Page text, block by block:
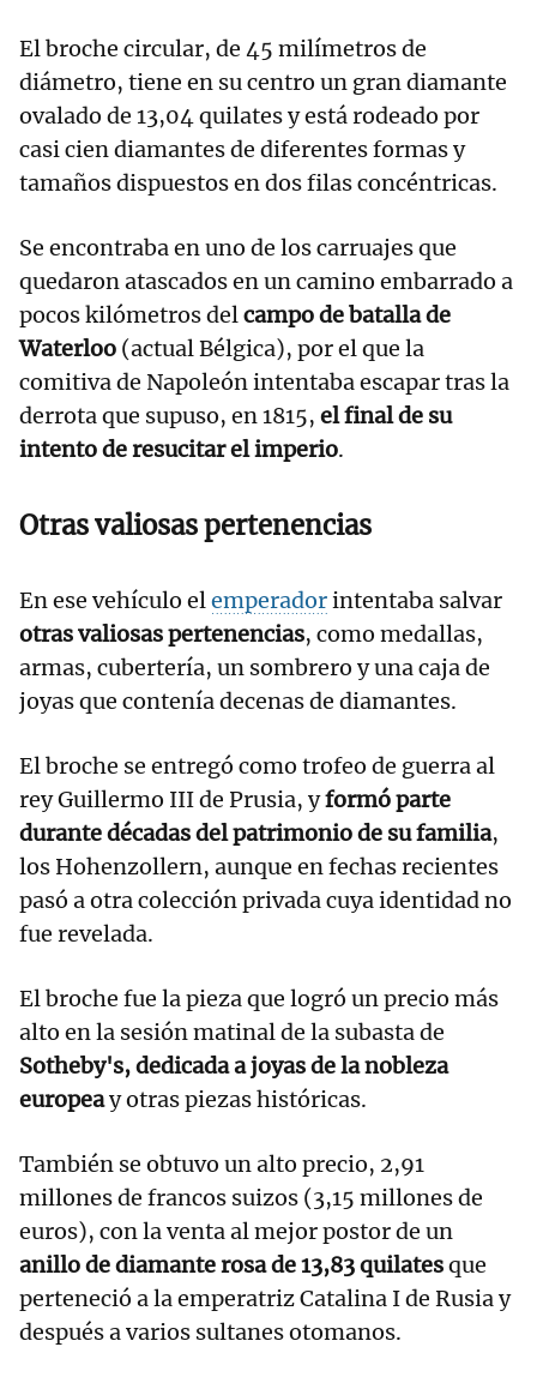
El broche circular, de 45 milímetros de
diámetro, tiene en su centro un gran diamante
ovalado de 13,04 quilates y está rodeado por
casi cien diamantes de diferentes formas y
tamaños dispuestos en dos filas concéntricas.
Se encontraba en uno de los carruajes que
quedaron atascados en un camino embarrado a
pocos kilómetros delcampo de batalla de
Waterloo (actual Bélgica), por el que la
comitiva de Napoleón intentaba escapar tras la
derrota que supuso, en 1815, el final de su
intento de resucitar el imperio.
Otras valiosas pertenencias
En ese vehículo elemperadorintentaba salvar
otras valiosas pertenencias, como medallas,
armas, cubertería, un sombrero y una caja de
joyas que contenía decenas de diamantes.
El broche se entregó como trofeo de guerra al
rey Guillermo III de Prusia, yformó parte
durante décadas del patrimonio de su familia,
los Hohenzollern, aunque en fechas recientes
pasó a otra colección privada cuya identidad no
fue revelada.
El broche fue la pieza que logró un precio más
alto en la sesión matinal de la subasta de
Sotheby's, dedicada a joyas de la nobleza
europeay otras piezas históricas.
También se obtuvo un alto precio, 2,91
millones de francos suizos (3,15 millones de
euros), con la venta al mejor postor de un
anillo de diamante rosa de 13,83 quilatesque
perteneció a la emperatriz Catalina I de Rusia y
después a varios sultanes otomanos.